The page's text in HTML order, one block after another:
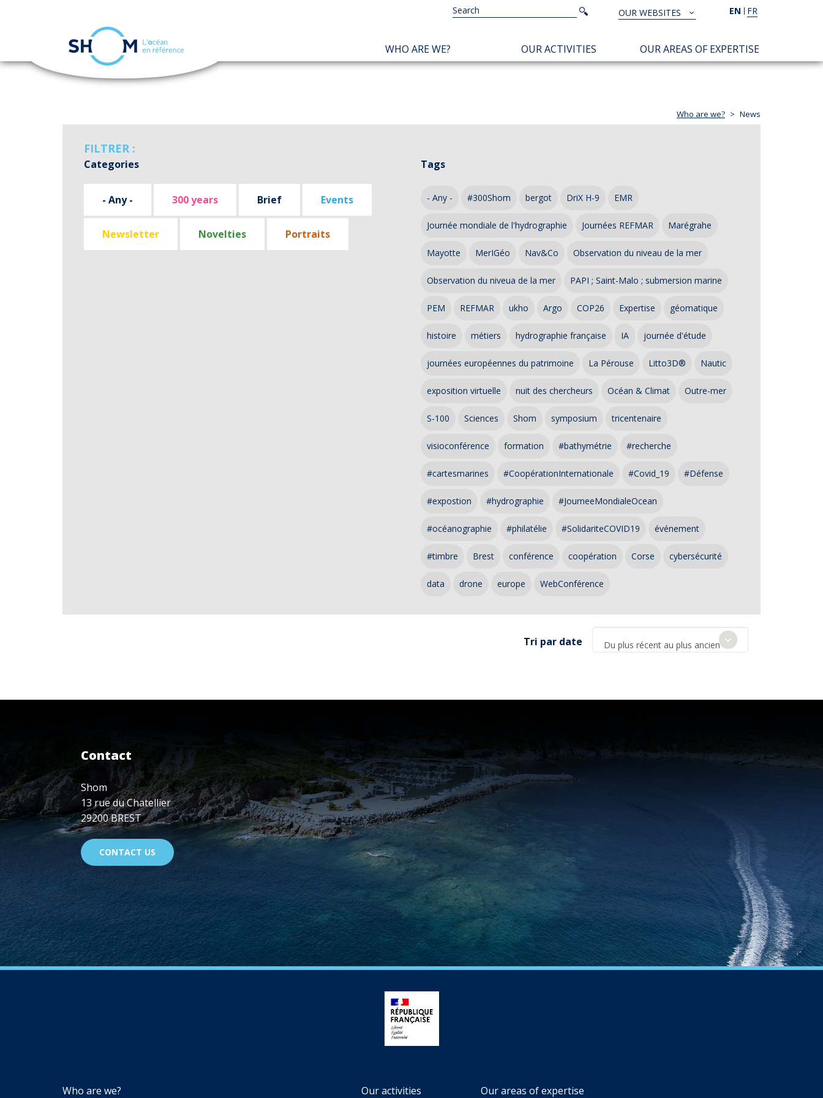
Skip
EN FR
TOUS
NOS
SITES
OUR WEBSITES
Search
Search
NAVIGATION
PRINCIPALE
WHO ARE WE? OUR ACTIVITIES OUR AREAS OF EXPERTISE
Who are we? News
FILTRER :
Categories
- Any - 300 years Brief Events
Newsletter Novelties Portraits
Tags
- Any - #300Shom bergot DriX H-9 EMR
Journée mondiale de l'hydrographie Journées REFMAR Marégrahe
Mayotte MerIGéo Nav&Co Observation du niveau de la mer
Observation du niveua de la mer PAPI ; Saint-Malo ; submersion marine
PEM REFMAR ukho Argo COP26 Expertise géomatique
histoire métiers hydrographie française IA journée d'étude
journées européennes du patrimoine La Pérouse Litto3D® Nautic
exposition virtuelle nuit des chercheurs Océan & Climat Outre-mer
S-100 Sciences Shom symposium tricentenaire
visioconférence formation #bathymétrie #recherche
#cartesmarines #CoopérationInternationale #Covid_19 #Défense
#expostion #hydrographie #JourneeMondialeOcean
#océanographie #philatélie #SolidariteCOVID19 événement
#timbre Brest conférence coopération Corse cybersécurité
data drone europe WebConférence
Tri par date Du plus récent au plus ancien
Contact
Shom
13 rue du Chatellier
29200 BREST
CONTACT US
NAVIGATION
Who are we? Our activities Our areas of expertise